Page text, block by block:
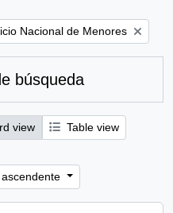
Nacional de Menores
búsqueda
view
Table view